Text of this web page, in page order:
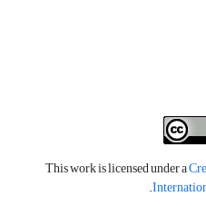
This work is licensed under a
.